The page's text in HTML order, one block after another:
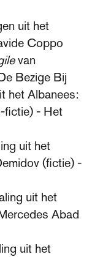
uit het
Coppo
van
Bezige Bij
het Albanees:
fictie) - Het
uit het
(fictie) -
uit het
Abad
uit het